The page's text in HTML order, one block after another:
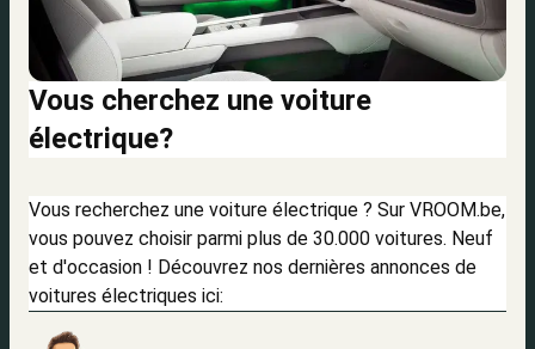
Vous cherchez une voiture
électrique?
Vous recherchez une voiture électrique ? Sur VROOM.be,
vous pouvez choisir parmi plus de 30.000 voitures. Neuf
et d'occasion ! Découvrez nos dernières annonces de
voitures électriques ici: